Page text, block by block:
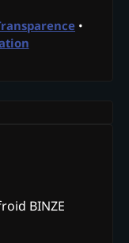
•
BINZE